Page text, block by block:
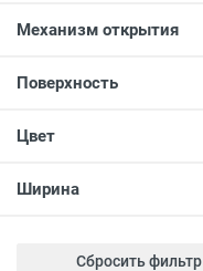
Механизм открытия
Поверхность
Цвет
Ширина
Сбросить фильтр